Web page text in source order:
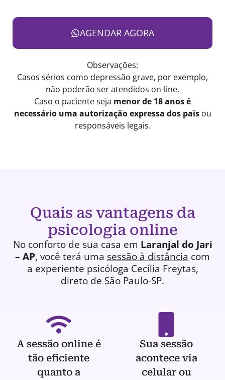
AGENDAR AGORA
Observações:
Casos sérios como depressão grave, por exemplo,
não poderão ser atendidos on-line.
Caso o paciente seja menor de 18 anos é
necessário uma autorização expressa dos paisou
responsáveis legais.
Quais as vantagens da
psicologia online
No conforto de sua casa em Laranjal do Jari
– AP, você terá uma sessão à distância com
a experiente psicóloga Cecília Freytas,
direto de São Paulo-SP.
A sessão online é
tão eficiente
quanto a
Sua sessão
acontece via
celular ou